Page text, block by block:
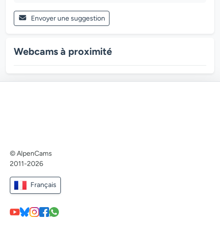
Envoyer une suggestion
Webcams à proximité
© AlpenCams
2011-2026
Français